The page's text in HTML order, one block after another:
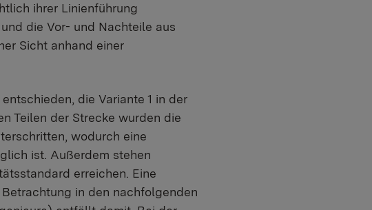
ihrer Linienführung
die Vor- und Nachteile aus
Sicht anhand einer
die Variante 1 in der
Teilen der Strecke wurden die
wodurch eine
ist. Außerdem stehen
erreichen. Eine
in den nachfolgenden